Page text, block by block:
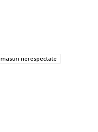
masuri nerespectate